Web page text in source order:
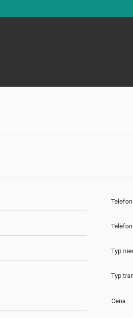
Telefon
Typ
Typ
Cena